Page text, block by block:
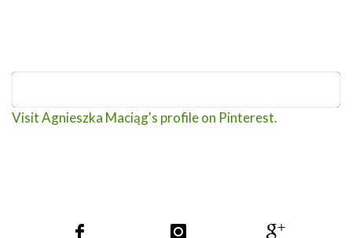
Visit Agnieszka Maciąg's profile on Pinterest.